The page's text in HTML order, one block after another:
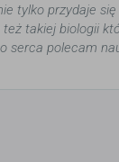
tylko przydaje
takiej biologii
serca polecam